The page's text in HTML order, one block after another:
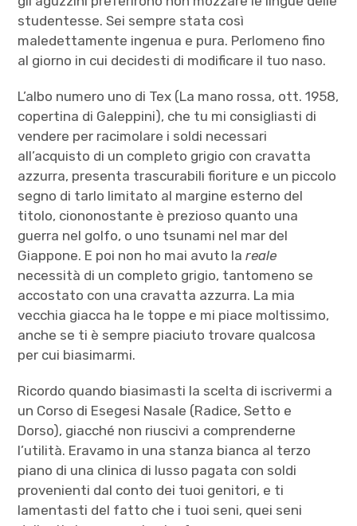
studentesse. Sei sempre stata così
maledettamente ingenua e pura. Perlomeno fino
al giorno in cui decidesti di modificare il tuo naso.
L’albo numero uno di Tex (La mano rossa, ott. 1958,
copertina di Galeppini), che tu mi consigliasti di
vendere per racimolare i soldi necessari
all’acquisto di un completo grigio con cravatta
azzurra, presenta trascurabili fioriture e un piccolo
segno di tarlo limitato al margine esterno del
titolo, ciononostante è prezioso quanto una
guerra nel golfo, o uno tsunami nel mar del
Giappone. E poi non ho mai avuto lareale
necessità di un completo grigio, tantomeno se
accostato con una cravatta azzurra. La mia
vecchia giacca ha le toppe e mi piace moltissimo,
anche se ti è sempre piaciuto trovare qualcosa
per cui biasimarmi.
Ricordo quando biasimasti la scelta di iscrivermi a
un Corso di Esegesi Nasale (Radice, Setto e
Dorso), giacché non riuscivi a comprenderne
l’utilità. Eravamo in una stanza bianca al terzo
piano di una clinica di lusso pagata con soldi
provenienti dal conto dei tuoi genitori, e ti
lamentasti del fatto che i tuoi seni, quei seni